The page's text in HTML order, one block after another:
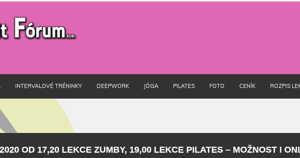
INTERVALOVÉ TRÉNINKY DEEPWORK JÓGA PILATES FOTO CENÍK ROZPIS
OD 17,20 LEKCE ZUMBY, 19,00 LEKCE PILATES – MOŽNOST I